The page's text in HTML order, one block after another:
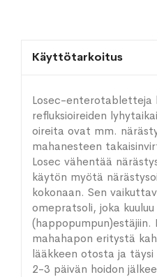
Käyttötarkoitus
Losec-enterotabletteja
refluksioireiden
oireita ovat mm.
mahanesteen
Losec vähentää
käytön myötä
kokonaan. Sen
omepratsoli, joka
(happopumpun)estäjiin.
mahahapon eritystä
lääkkeen otosta ja täysi
2-3 päivän hoidon